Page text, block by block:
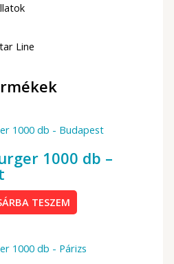
Line
1000 db –
TESZEM